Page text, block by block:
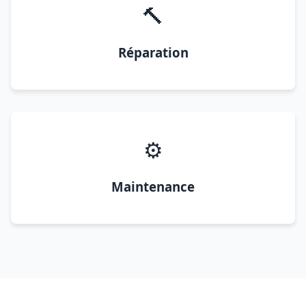
🔨
Réparation
⚙️
Maintenance